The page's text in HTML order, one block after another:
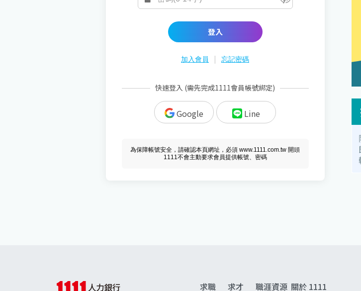
登入
加入會員 | 忘記密碼
快速登入 (需先完成1111會員帳號綁定)
Google Line
為保障帳號安全，請確認本頁網址，必須 www.1111.com.tw 開頭
1111不會主動要求會員提供帳號、密碼
求職 求才 職涯資源 關於 1111